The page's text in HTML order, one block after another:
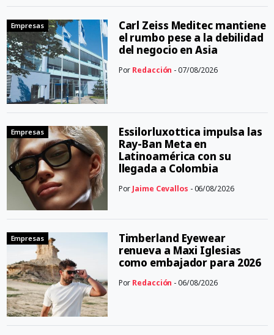
Empresas
Carl Zeiss Meditec mantiene
el rumbo pese a la debilidad
del negocio en Asia
Por Redacción - 07/08/2026
Empresas
Essilorluxottica impulsa las
Ray-Ban Meta en
Latinoamérica con su
llegada a Colombia
Por Jaime Cevallos - 06/08/2026
Empresas
Timberland Eyewear
renueva a Maxi Iglesias
como embajador para 2026
Por Redacción - 06/08/2026